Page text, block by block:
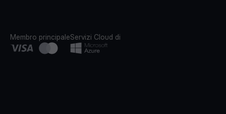
Membro principaleServizi Cloud di